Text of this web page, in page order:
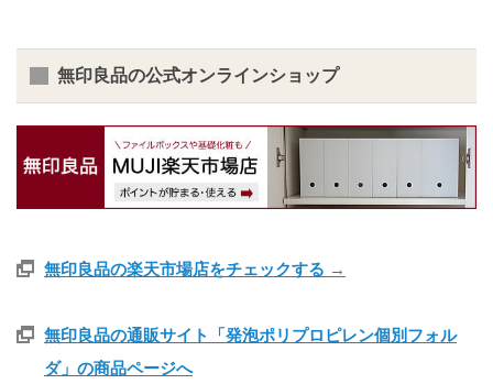
無印良品の公式オンラインショップ
無印良品の楽天市場店をチェックする →
無印良品の通販サイト「発泡ポリプロピレン個別フォル
ダ」の商品ページへ